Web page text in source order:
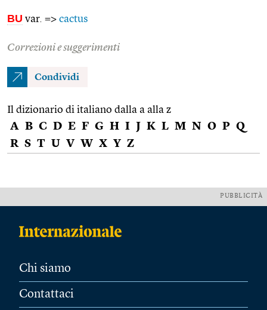
BU var. => cactus
Correzioni e suggerimenti
Condividi
Il dizionario di italiano dalla a alla z
A B C D E F G H I J K L M N O P Q
R S T U V W X Y Z
PUBBLICITÀ
Chi siamo
Contattaci